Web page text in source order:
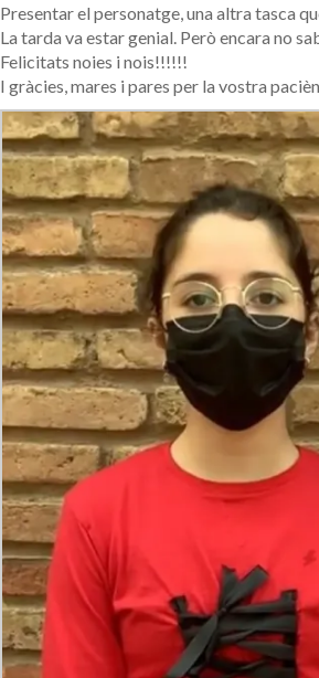
Presentar el personatge, una altra tasca
La tarda va estar genial. Però encara no
Felicitats noies i nois!!!!!!
I gràcies, mares i pares per la vostra